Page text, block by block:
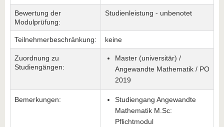
Bewertung der
Modulprüfung:
Studienleistung - unbenotet
Teilnehmerbeschränkung: keine
Zuordnung zu
Studiengängen:
Master (universitär) /
Angewandte Mathematik / PO
2019
Bemerkungen:
Studiengang Angewandte
Mathematik M.Sc:
Pflichtmodul